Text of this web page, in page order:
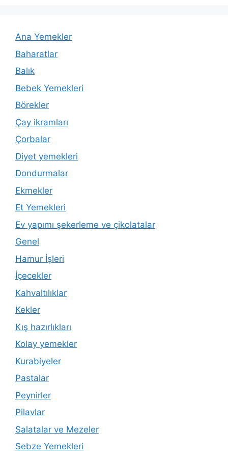
Ana Yemekler
Baharatlar
Balık
Bebek Yemekleri
Börekler
Çay ikramları
Çorbalar
Diyet yemekleri
Dondurmalar
Ekmekler
Et Yemekleri
Ev yapımı şekerleme ve çikolatalar
Genel
Hamur İşleri
İçecekler
Kahvaltılıklar
Kekler
Kış hazırlıkları
Kolay yemekler
Kurabiyeler
Pastalar
Peynirler
Pilavlar
Salatalar ve Mezeler
Sebze Yemekleri